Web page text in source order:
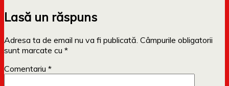
Lasă un răspuns
Adresa ta de email nu va fi publicată. Câmpurile obligatorii
sunt marcate cu *
Comentariu *